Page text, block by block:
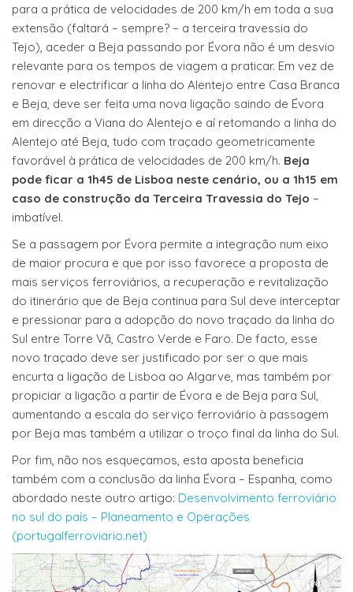
para a prática de velocidades de 200 km/h em toda a sua
extensão (faltará – sempre? – a terceira travessia do
Tejo), aceder a Beja passando por Évora não é um desvio
relevante para os tempos de viagem a praticar. Em vez de
renovar e electrificar a linha do Alentejo entre Casa Branca
e Beja, deve ser feita uma nova ligação saindo de Évora
em direcção a Viana do Alentejo e aí retomando a linha do
Alentejo até Beja, tudo com traçado geometricamente
favorável à prática de velocidades de 200 km/h. Beja
pode ficar a 1h45 de Lisboa neste cenário, ou a 1h15 em
caso de construção da Terceira Travessia do Tejo –
imbatível.
Se a passagem por Évora permite a integração num eixo
de maior procura e que por isso favorece a proposta de
mais serviços ferroviários, a recuperação e revitalização
do itinerário que de Beja continua para Sul deve interceptar
e pressionar para a adopção do novo traçado da linha do
Sul entre Torre Vã, Castro Verde e Faro. De facto, esse
novo traçado deve ser justificado por ser o que mais
encurta a ligação de Lisboa ao Algarve, mas também por
propiciar a ligação a partir de Évora e de Beja para Sul,
aumentando a escala do serviço ferroviário à passagem
por Beja mas também a utilizar o troço final da linha do Sul.
Por fim, não nos esqueçamos, esta aposta beneficia
também com a conclusão da linha Évora – Espanha, como
abordado neste outro artigo: Desenvolvimento ferroviário
no sul do país – Planeamento e Operações
(portugalferroviario.net)